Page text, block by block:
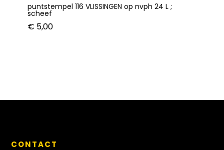
puntstempel 116 VLISSINGEN op nvph 24 L ;
scheef
€ 5,00
CONTACT